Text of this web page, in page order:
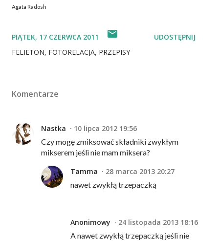
Agata Radosh
PIĄTEK, 17 CZERWCA 2011
FELIETON FOTORELACJA PRZEPISY
UDOSTĘPNIJ
Komentarze
Nastka
10 lipca 2012 19:56
Czy mogę zmiksować składniki zwykłym
mikserem jeśli nie mam miksera?
Tamma
28 marca 2013 20:27
nawet zwykłą trzepaczką
Anonimowy
24 listopada 2013 18:16
A nawet zwykłą trzepaczką jeśli nie